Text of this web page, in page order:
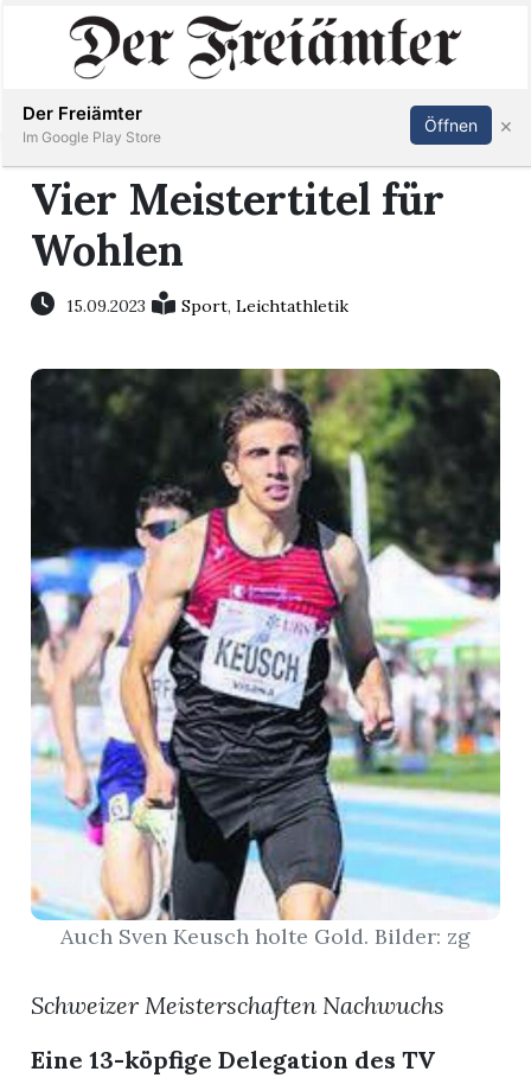
Immobilien
Veranstaltungen
Stellen
Newsletter
App
Inserieren Abonnieren Anmelden
Vier Meistertitel für
Wohlen
15.09.2023 Sport,Leichtathletik
Auch Sven Keusch holte Gold. Bilder: zg
Schweizer Meisterschaften Nachwuchs
Eine 13-köpfige Delegation des TV
Der Freiämter
Im Google Play Store
Öffnen ×